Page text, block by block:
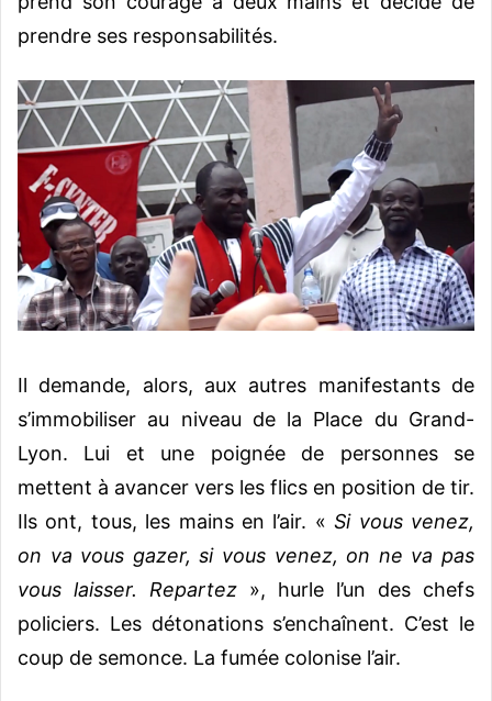
prendre ses responsabilités.
Il demande, alors, aux autres manifestants de
s’immobiliser au niveau de la Place du Grand-
Lyon. Lui et une poignée de personnes se
mettent à avancer vers les flics en position de tir.
Ils ont, tous, les mains en l’air. «Si vous venez,
on va vous gazer, si vous venez, on ne va pas
vous laisser. Repartez », hurle l’un des chefs
policiers. Les détonations s’enchaînent. C’est le
coup de semonce. La fumée colonise l’air.